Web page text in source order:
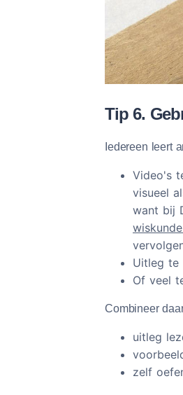
Tip 6.
Iedereen leert
Video's
visueel
want bij
Uitleg te
Of veel
Combineer
uitleg
zelf